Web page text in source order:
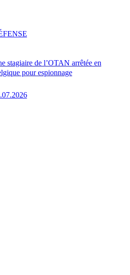
stagiaire de l’OTAN arrêtée en
pour espionnage